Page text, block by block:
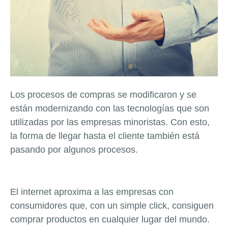
Los procesos de compras se modificaron y se
están modernizando con las tecnologías que son
utilizadas por las empresas minoristas. Con esto,
la forma de llegar hasta el cliente también está
pasando por algunos procesos.
El internet aproxima a las empresas con
consumidores que, con un simple click, consiguen
comprar productos en cualquier lugar del mundo.